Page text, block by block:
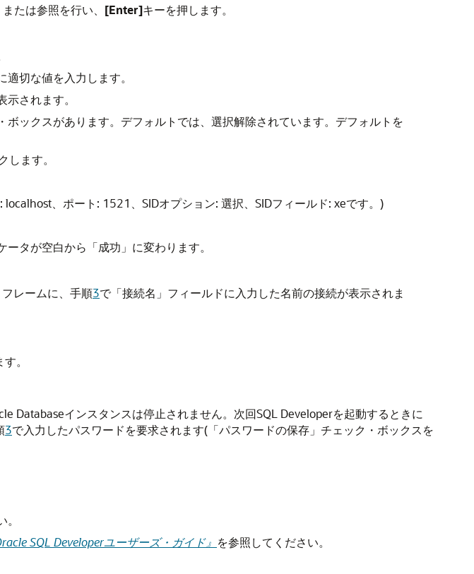
たは参照を行い、 [Enter]キーを押します。
適切な値を入力します。
されます。
ボックスがあります。デフォルトでは、選択解除されています。デフォルトを
します。
: localhost、 ポート : 1521、 SIDオプション: 選択、 SIDフィールド: xeです。)
ータが空白から 「成功」 に変わります。
フレームに、手順3で「接続名」 フィールドに入力した名前の接続が表示されま
。
Databaseインスタンスは停止されません。次回SQL Developerを起動するときに
3で入力したパスワードを要求されます( 「パスワードの保存」 チェック・ボックスを
SQL Developerユーザーズ・ガイド』 を参照してください。